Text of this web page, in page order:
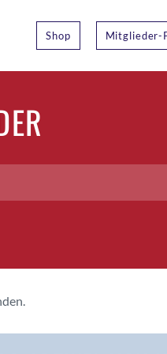
Shop Mitglieder-